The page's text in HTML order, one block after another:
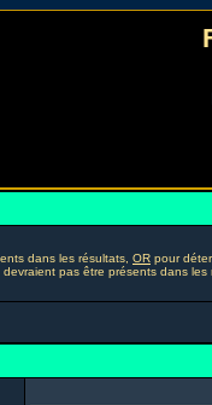
dans les résultats, OR pour
pas être présents dans les